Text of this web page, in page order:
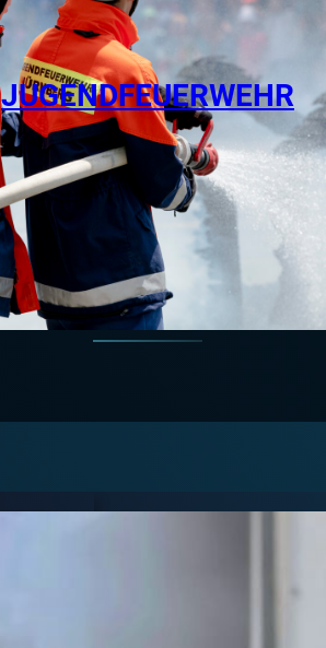
JUGENDFEUERWEHR